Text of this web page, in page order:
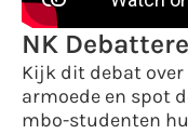
NK
Kijk dit debat
armoede en spot
mbo-studenten